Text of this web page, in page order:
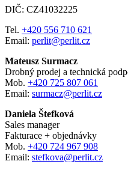
DIČ: CZ41032225
Tel. +420 556 710 621
Email: perlit@perlit.cz
Mateusz Surmacz
Drobný prodej a technická
Mob. +420 725 807 061
Email: surmacz@perlit.cz
Daniela Štefková
Sales manager
Fakturace + objednávky
Mob. +420 724 967 908
Email: stefkova@perlit.cz